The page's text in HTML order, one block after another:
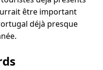
être important
déjà presque